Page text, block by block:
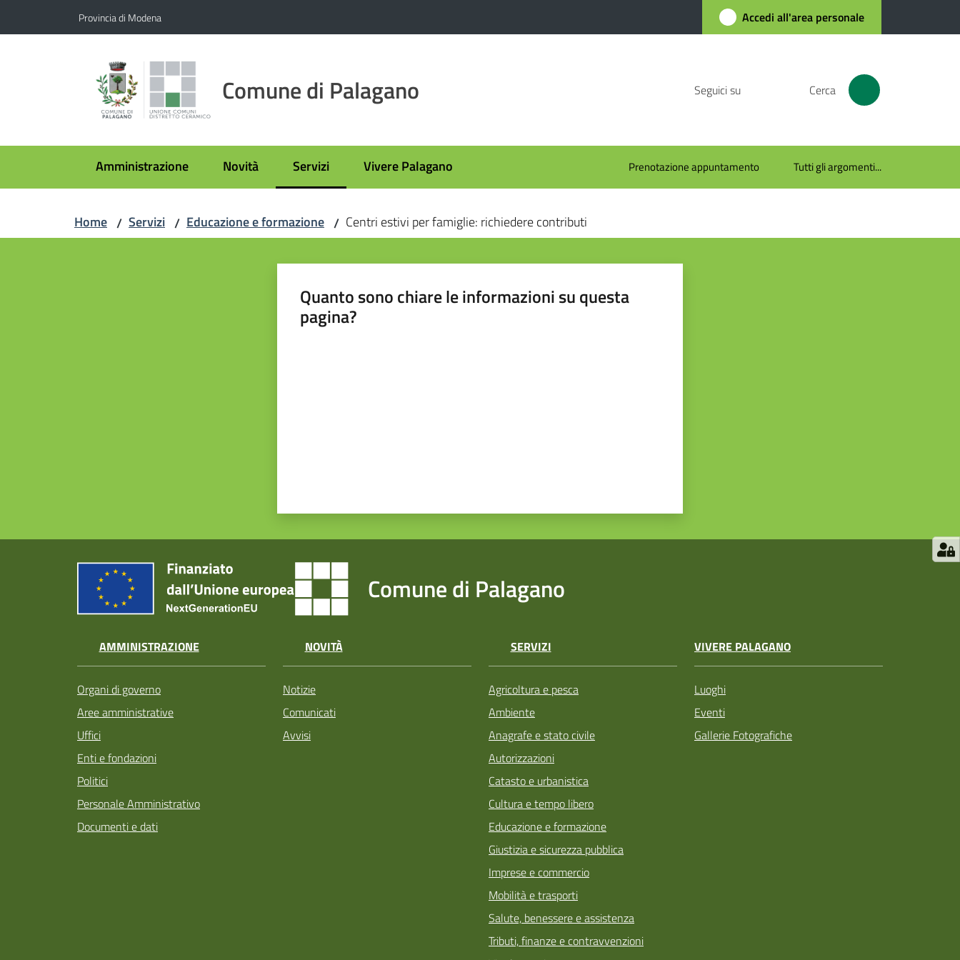
Provincia di Modena Accedi all'area personale
Comune di Palagano Seguici su Cerca
Amministrazione Novità Servizi
Menu selezionatoVivere Palagano Prenotazione appuntamento Tutti gli argomenti...
Home / Servizi / Educazione e formazione / Centri estivi per famiglie: richiedere contributi
Quanto sono chiare le informazioni su questa
pagina?
Comune di Palagano
AMMINISTRAZIONE
Organi di governo
Aree amministrative
Uffici
Enti e fondazioni
Politici
Personale Amministrativo
Documenti e dati
NOVITÀ
Notizie
Comunicati
Avvisi
SERVIZI
Agricoltura e pesca
Ambiente
Anagrafe e stato civile
Autorizzazioni
Catasto e urbanistica
Cultura e tempo libero
Educazione e formazione
Giustizia e sicurezza pubblica
Imprese e commercio
Mobilità e trasporti
Salute, benessere e assistenza
Tributi, finanze e contravvenzioni
VIVERE PALAGANO
Luoghi
Eventi
Gallerie Fotografiche